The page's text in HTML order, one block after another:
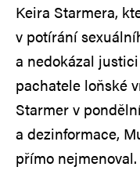
Keira Starmera,
v potírání
a nedokázal
pachatele loňské
Starmer v
a dezinformace,
přímo nejmenoval.